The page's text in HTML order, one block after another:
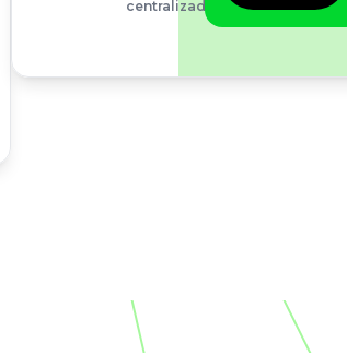
centralizados
fatores físicos e
operacionais, as
para os riscos